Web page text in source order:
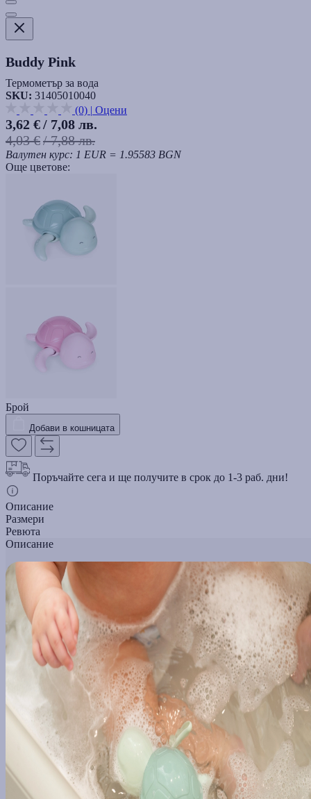
Buddy Pink
Термометър за вода
SKU: 31405010040
(0) | Оцени
3,62 €/ 7,08 лв.
4,03 €/ 7,88 лв.
Валутен курс: 1 EUR = 1.95583 BGN
Още цветове:
Брой
Добави в кошницата
Поръчайте сега и ще получите в срок до 1-3 раб. дни!
Описание
Размери
Ревюта
Описание